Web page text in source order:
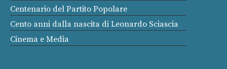
Centenario del Partito Popolare
Cento anni dalla nascita di Leonardo Sciascia
Cinema e Media